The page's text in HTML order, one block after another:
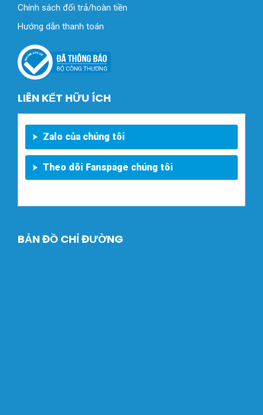
Chính sách đổi trả/hoàn tiền
Hướng dẫn thanh toán
LIÊN KẾT HỮU ÍCH
Zalo của chúng tôi
Theo dõi Fanspage chúng tôi
BẢN ĐỒ CHỈ ĐƯỜNG